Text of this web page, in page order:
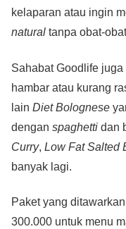
kelaparan atau ingin
natural tanpa obat-
Sahabat Goodlife
hambar atau kurang
lain Diet Bolognese
dengan spaghetti dan
Curry, Low Fat Salted
banyak lagi.
Paket yang
300.000 untuk menu